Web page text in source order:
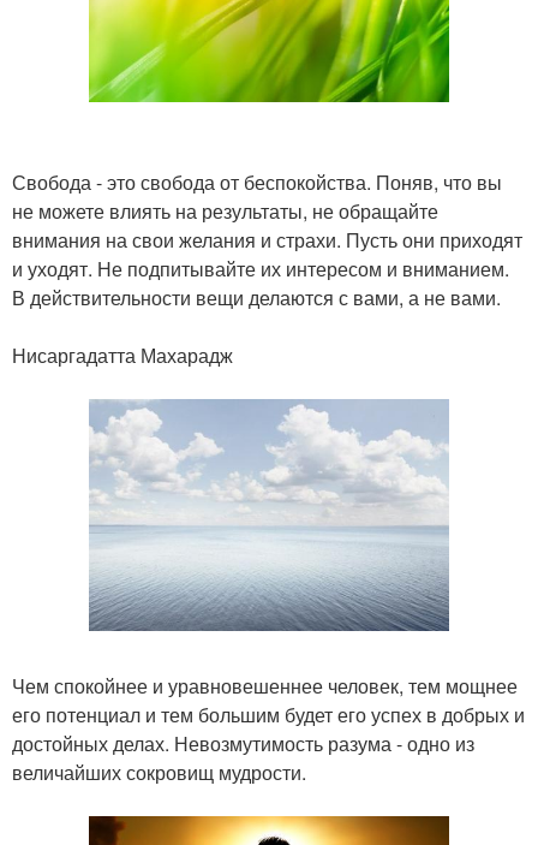
Свобода - это свобода от беспокойства. Поняв, что вы
не можете влиять на результаты, не обращайте
внимания на свои желания и страхи. Пусть они приходят
и уходят. Не подпитывайте их интересом и вниманием.
В действительности вещи делаются с вами, а не вами.
Нисаргадатта Махарадж
Чем спокойнее и уравновешеннее человек, тем мощнее
его потенциал и тем большим будет его успех в добрых и
достойных делах. Невозмутимость разума - одно из
величайших сокровищ мудрости.